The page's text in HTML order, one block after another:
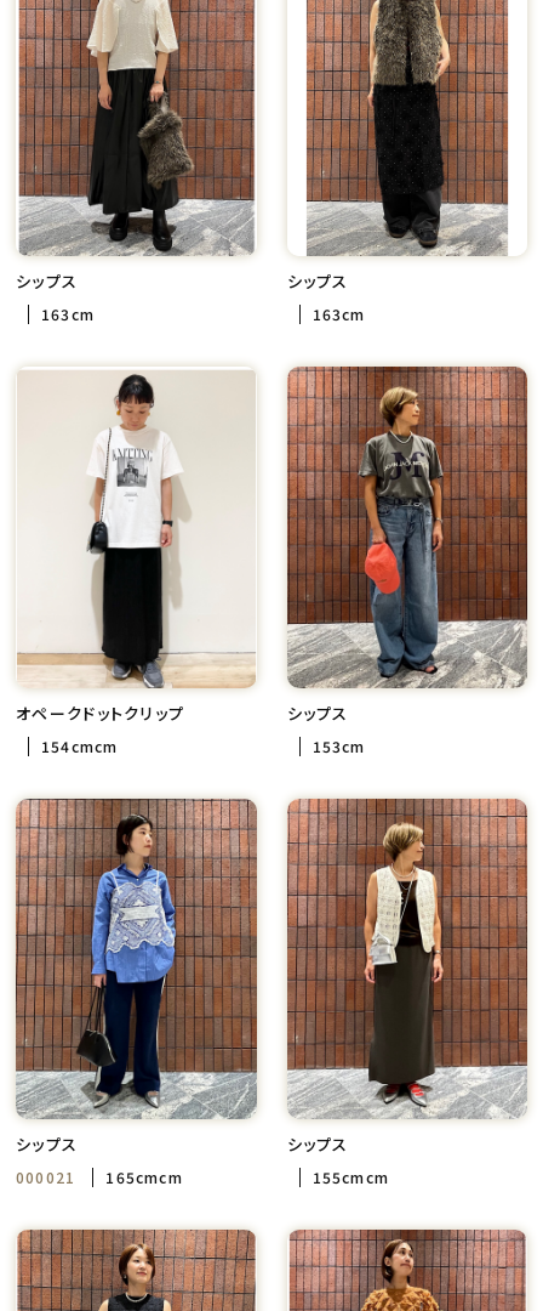
シップス
163cm
シップス
163cm
オペークドットクリップ
154cmcm
シップス
153cm
シップス
000021 165cmcm
シップス
155cmcm